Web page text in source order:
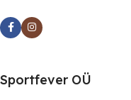
Sportfever OÜ